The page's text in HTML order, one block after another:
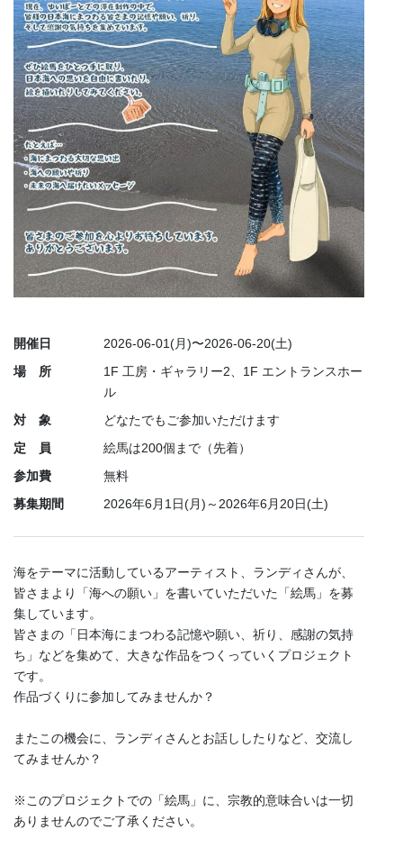
開催日
2026-06-01(月)〜2026-06-20(土)
場 所
1F 工房・ギャラリー2、1F エントランスホー
ル
対 象
どなたでもご参加いただけます
定 員
絵馬は200個まで（先着）
参加費
無料
募集期間
2026年6月1日(月)～2026年6月20日(土)
海をテーマに活動しているアーティスト、ランディさんが、
皆さまより「海への願い」を書いていただいた「絵馬」を募
集しています。
皆さまの「日本海にまつわる記憶や願い、祈り、感謝の気持
ち」などを集めて、大きな作品をつくっていくプロジェクト
です。
作品づくりに参加してみませんか？
またこの機会に、ランディさんとお話ししたりなど、交流し
てみませんか？
※このプロジェクトでの「絵馬」に、宗教的意味合いは一切
ありませんのでご了承ください。